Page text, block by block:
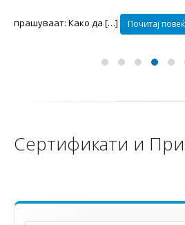
прашуваат: Како да […] Почитај
Сертификати и